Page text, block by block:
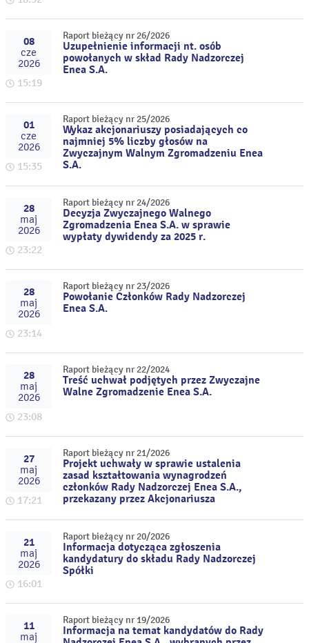
08
cze
2026
15:19
Raport bieżący nr 26/2026
Uzupełnienie informacji nt. osób
powołanych w skład Rady Nadzorczej
Enea S.A.
01
cze
2026
15:35
Raport bieżący nr 25/2026
Wykaz akcjonariuszy posiadających co
najmniej 5% liczby głosów na
Zwyczajnym Walnym Zgromadzeniu Enea
S.A.
28
maj
2026
23:22
Raport bieżący nr 24/2026
Decyzja Zwyczajnego Walnego
Zgromadzenia Enea S.A. w sprawie
wypłaty dywidendy za 2025 r.
28
maj
2026
23:14
Raport bieżący nr 23/2026
Powołanie Członków Rady Nadzorczej
Enea S.A.
28
maj
2026
23:08
Raport bieżący nr 22/2024
Treść uchwał podjętych przez Zwyczajne
Walne Zgromadzenie Enea S.A.
27
maj
2026
17:21
Raport bieżący nr 21/2026
Projekt uchwały w sprawie ustalenia
zasad kształtowania wynagrodzeń
członków Rady Nadzorczej Enea S.A.,
przekazany przez Akcjonariusza
21
maj
2026
16:01
Raport bieżący nr 20/2026
Informacja dotycząca zgłoszenia
kandydatury do składu Rady Nadzorczej
Spółki
11
maj
Raport bieżący nr 19/2026
Informacja na temat kandydatów do Rady